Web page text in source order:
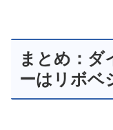
まとめ：ダ
ーはリボベ